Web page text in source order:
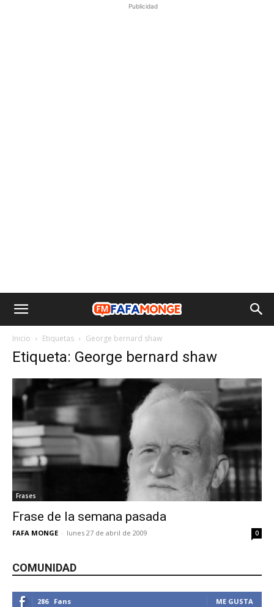
Publicidad
Inicio Etiquetas George bernard shaw
Etiqueta: George bernard shaw
Frases
Frase de la semana pasada
FAFA MONGE - lunes 27 de abril de 2009 0
COMUNIDAD
286 Fans ME GUSTA